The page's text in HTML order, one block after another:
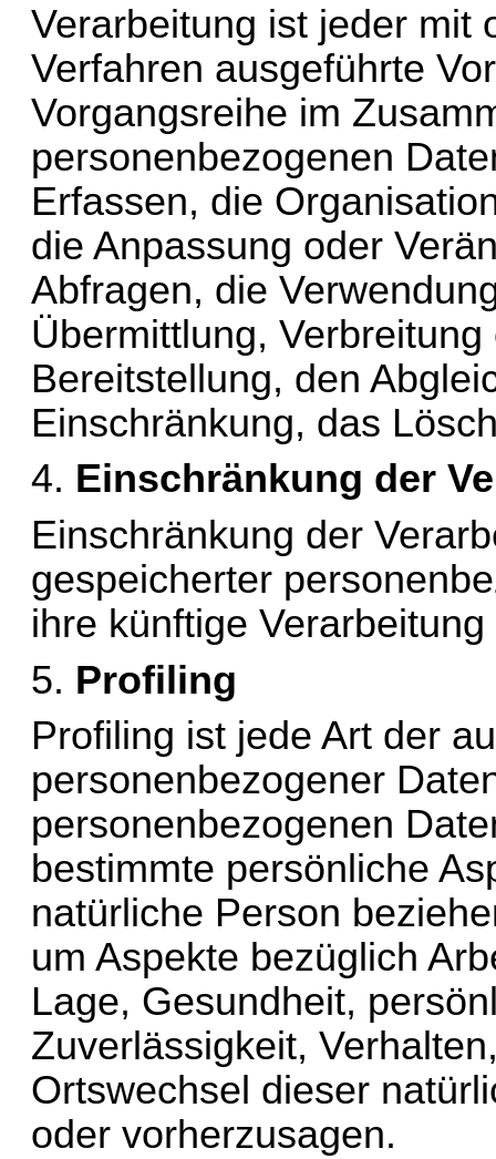
Verarbeitung ist jeder mit
Verfahren ausgeführte
Vorgangsreihe im
personenbezogenen
Erfassen, die
die Anpassung oder
Abfragen, die
Übermittlung,
Bereitstellung, den
Einschränkung, das
4. Einschränkung der
Einschränkung der
gespeicherter
ihre künftige
5. Profiling
Profiling ist jede Art der
personenbezogener
personenbezogenen
bestimmte persönliche
natürliche Person
um Aspekte bezüglich
Lage, Gesundheit,
Zuverlässigkeit,
Ortswechsel dieser
oder vorherzusagen.